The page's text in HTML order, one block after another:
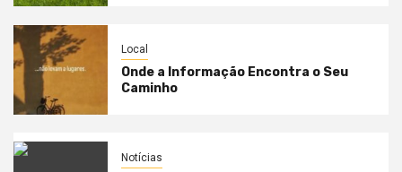
Local
Onde a Informação Encontra o Seu
Caminho
Notícias